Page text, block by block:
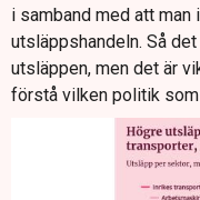
i samband med att
utsläppshandeln. Så
utsläppen, men det är
förstå vilken politik som